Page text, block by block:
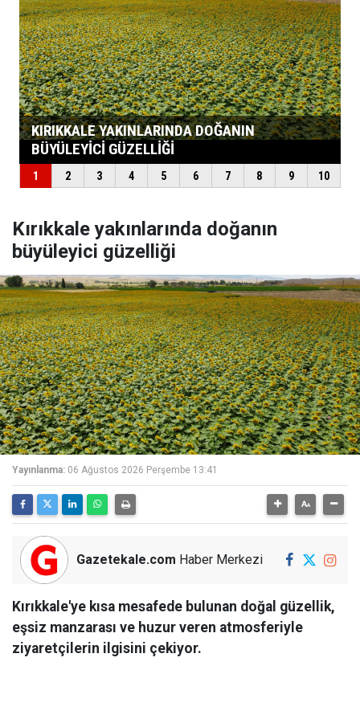
Kırıkkale yakınlarında doğanın
büyüleyici güzelliği
Yayınlanma: 06 Ağustos 2026 Perşembe 13:41
Gazetekale.com Haber Merkezi
Kırıkkale'ye kısa mesafede bulunan doğal güzellik,
eşsiz manzarası ve huzur veren atmosferiyle
ziyaretçilerin ilgisini çekiyor.